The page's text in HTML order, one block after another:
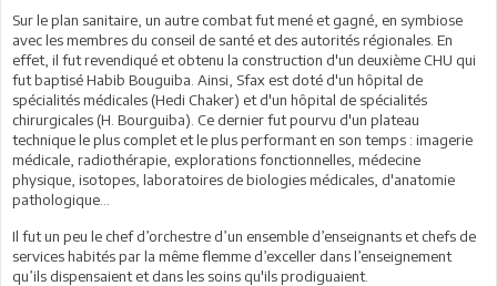
Sur le plan sanitaire, un autre combat fut mené et gagné, en symbiose
avec les membres du conseil de santé et des autorités régionales. En
effet, il fut revendiqué et obtenu la construction d'un deuxième CHU qui
fut baptisé Habib Bouguiba. Ainsi, Sfax est doté d'un hôpital de
spécialités médicales (Hedi Chaker) et d'un hôpital de spécialités
chirurgicales (H. Bourguiba). Ce dernier fut pourvu d'un plateau
technique le plus complet et le plus performant en son temps : imagerie
médicale, radiothérapie, explorations fonctionnelles, médecine
physique, isotopes, laboratoires de biologies médicales, d'anatomie
pathologique...
Il fut un peu le chef d’orchestre d’un ensemble d’enseignants et chefs de
services habités par la même flemme d’exceller dans l’enseignement
qu’ils dispensaient et dans les soins qu'ils prodiguaient.